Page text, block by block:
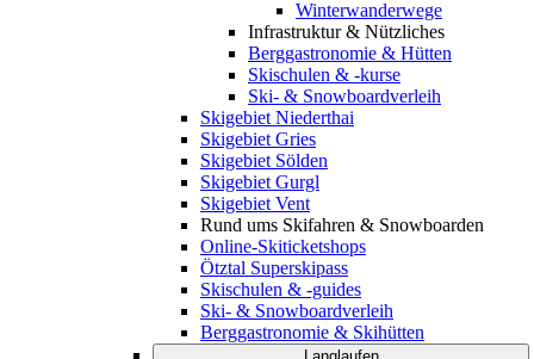
Winterwanderwege
Infrastruktur & Nützliches
Berggastronomie & Hütten
Skischulen & -kurse
Ski- & Snowboardverleih
Skigebiet Niederthai
Skigebiet Gries
Skigebiet Sölden
Skigebiet Gurgl
Skigebiet Vent
Rund ums Skifahren & Snowboarden
Online-Skiticketshops
Ötztal Superskipass
Skischulen & -guides
Ski- & Snowboardverleih
Berggastronomie & Skihütten